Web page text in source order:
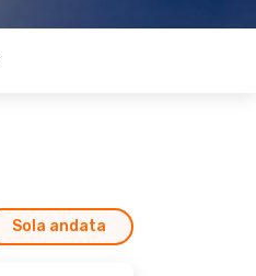
Sola andata